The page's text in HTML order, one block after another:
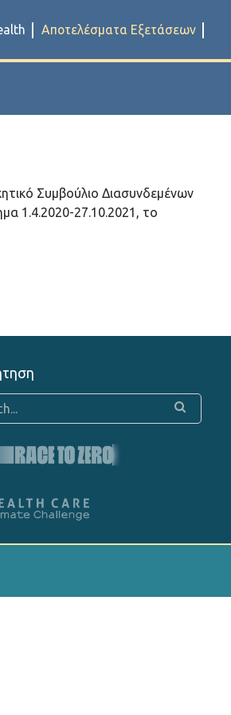
Αποτελέσματα Εξετάσεων
Συμβούλιο Διασυνδεμένων
1.4.2020-27.10.2021, το